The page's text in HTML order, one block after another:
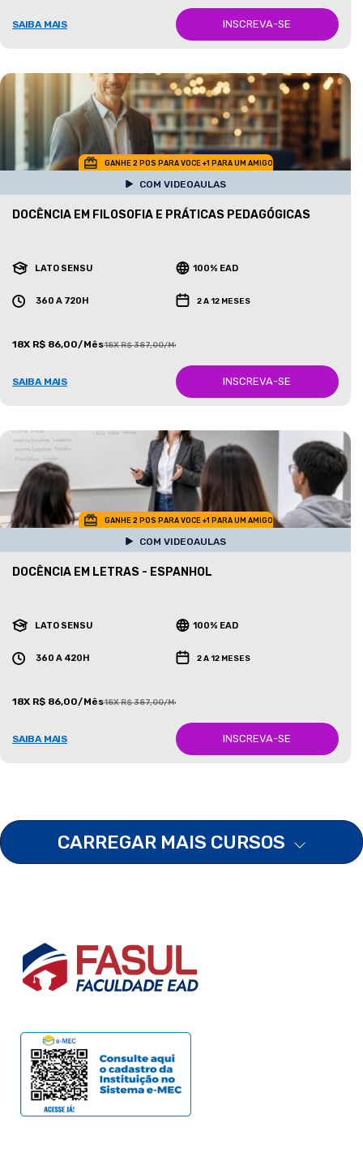
SAIBA MAIS INSCREVA-SE
GANHE 2 POS PARA VOCE +1 PARA UM AMIGO
COM VIDEOAULAS
DOCÊNCIA EM FILOSOFIA E PRÁTICAS PEDAGÓGICAS
LATO SENSU 100% EAD
360 A 720H 2 A 12 MESES
18X R$ 86,00/Mês18X R$ 387,00/Mês
SAIBA MAIS INSCREVA-SE
GANHE 2 POS PARA VOCE +1 PARA UM AMIGO
COM VIDEOAULAS
DOCÊNCIA EM LETRAS - ESPANHOL
LATO SENSU 100% EAD
360 A 420H 2 A 12 MESES
18X R$ 86,00/Mês18X R$ 387,00/Mês
SAIBA MAIS INSCREVA-SE
CARREGAR MAIS CURSOS